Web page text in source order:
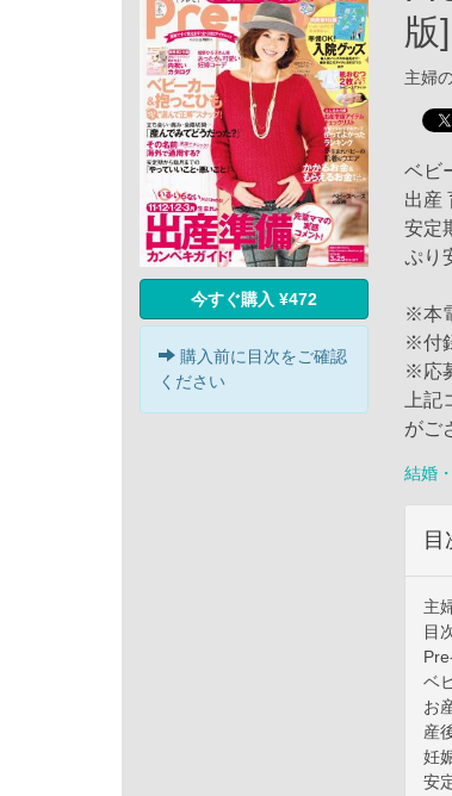
今すぐ購入 ¥472
購入前に目次をご確認
ください
版]
主婦
ベビ
出産
安定
ぷり
※本
※付
※応
上
がご
結婚
目
主
目
ベ
お
産
妊
安